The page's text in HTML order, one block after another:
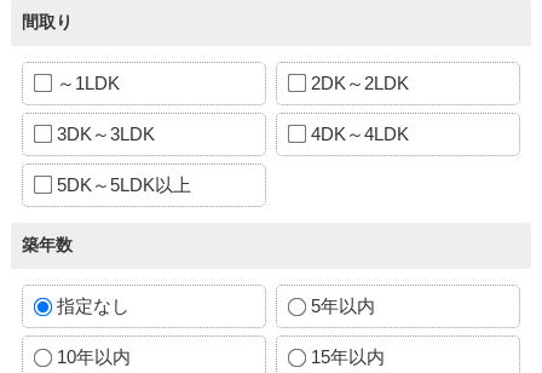
間取り
～1LDK 2DK～2LDK
3DK～3LDK 4DK～4LDK
5DK～5LDK以上
築年数
指定なし 5年以内
10年以内 15年以内